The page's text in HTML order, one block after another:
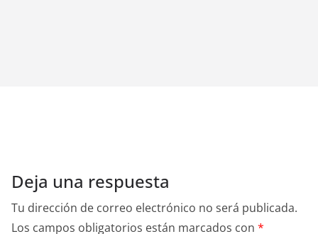
Deja una respuesta
Tu dirección de correo electrónico no será publicada.
Los campos obligatorios están marcados con *